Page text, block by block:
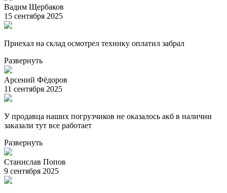
Вадим Щербаков
15 сентября 2025
Приехал на склад осмотрел технику оплатил забрал
Развернуть
Арсений Фёдоров
11 сентября 2025
У продавца наших погрузчиков не оказалось акб в наличии
заказали тут все работает
Развернуть
Станислав Попов
9 сентября 2025